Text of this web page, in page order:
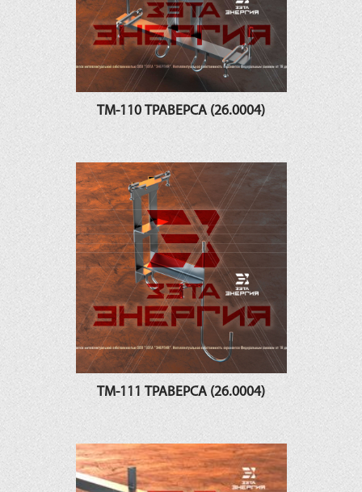
ТМ-110 ТРАВЕРСА (26.0004)
ТМ-111 ТРАВЕРСА (26.0004)